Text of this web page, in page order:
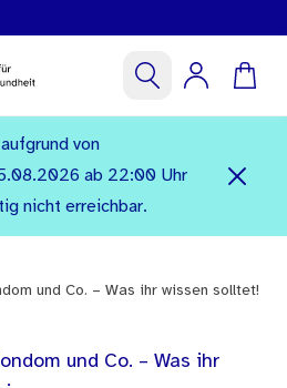
von
ab 22:00 Uhr
nicht erreichbar.
und Co. – Was ihr wissen solltet!
und Co. – Was ihr